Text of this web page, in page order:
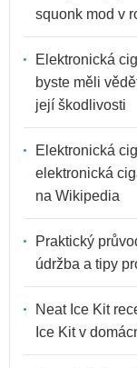
squonk mod v
Elektronická
byste měli
její škodlivosti
Elektronická
elektronická
na Wikipedia
Praktický
údržba a tipy
Neat Ice Kit
Ice Kit v